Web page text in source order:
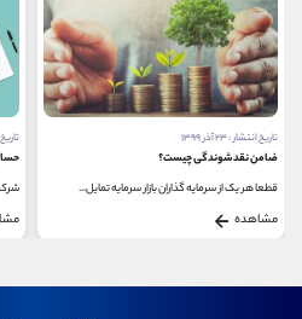
تاریخ انتشار : ۲۳ آذر ۱۳۹۹
ضامن نقدشوندگی چیست؟
قطعا هر یک از سرمایه گذاران بازار سرمایه تمایل...
مشاهده
تاریخ